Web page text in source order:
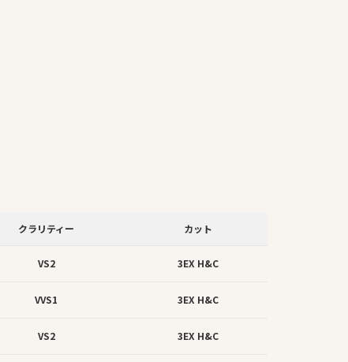
クラリティー カット
VS2 3EX H&C
VVS1 3EX H&C
VS2 3EX H&C